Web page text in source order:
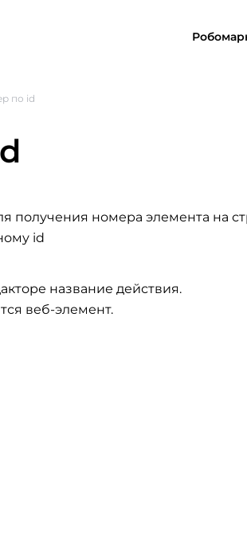
по id
получения номера элемента на
id
название действия.
веб-элемент.